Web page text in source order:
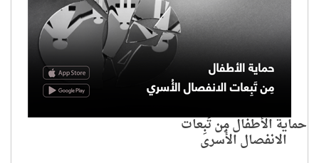
حماية الأطفال مِن تَبِعات
الانفصال الأُسري